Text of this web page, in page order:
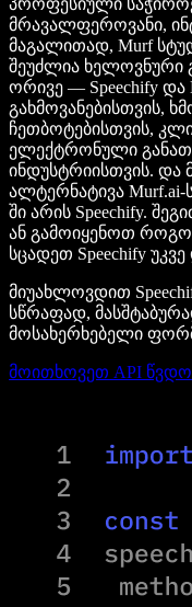
მრავალფეროვანი,
მაგალითად, Murf
შეუძლია ხელოვნური
ორივე — Speechify და
გახმოვანებისთვის,
ჩეთბოტებისთვის,
ელექტრონული
ინდუსტრიისთვის. და
ალტერნატივა Murf.ai-
ში არის Speechify.
ან გამოიყენოთ
სცადეთ Speechify
მიუახლოვდით
სწრაფად,
მოსახერხებელი
მოითხოვეთ API